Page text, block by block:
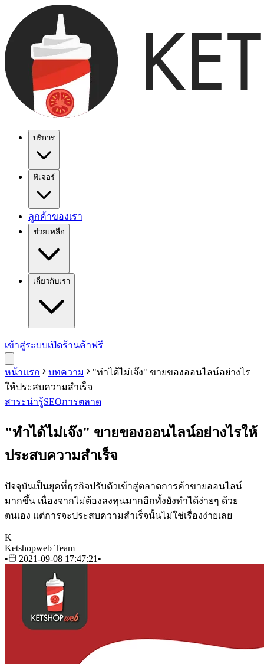
บริการ
ฟีเจอร์
ลูกค้าของเรา
ช่วยเหลือ
เกี่ยวกับเรา
เข้าสู่ระบบเปิดร้านค้าฟรี
หน้าแรก บทความ
"ทำได้ไม่เจ๊ง" ขายของออนไลน์อย่างไร
ให้ประสบความสำเร็จ
สาระน่ารู้SEOการตลาด
"ทำได้ไม่เจ๊ง" ขายของออนไลน์อย่างไรให้
ประสบความสำเร็จ
ปัจจุบันเป็นยุคที่ธุรกิจปรับตัวเข้าสู่ตลาดการค้าขายออนไลน์
มากขึ้น เนื่องจากไม่ต้องลงทุนมากอีกทั้งยังทำได้ง่ายๆ ด้วย
ตนเอง แต่การจะประสบความสำเร็จนั้นไม่ใช่เรื่องง่ายเลย
K
Ketshopweb Team
•
2021-09-08 17:47:21 •